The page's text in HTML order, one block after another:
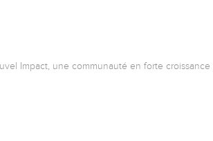
Impact, une communauté en forte